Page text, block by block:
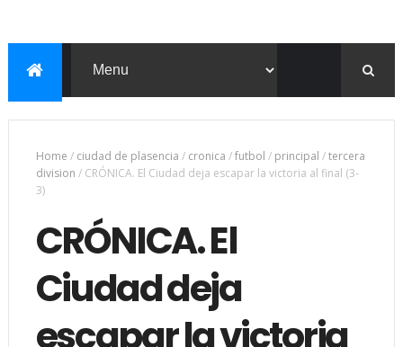
Home / ciudad de plasencia / cronica /futbol / principal /tercera
division / CRÓNICA. El Ciudad deja escapar la victoria al final (3-
3)
CRÓNICA. El
Ciudad deja
escapar la victoria